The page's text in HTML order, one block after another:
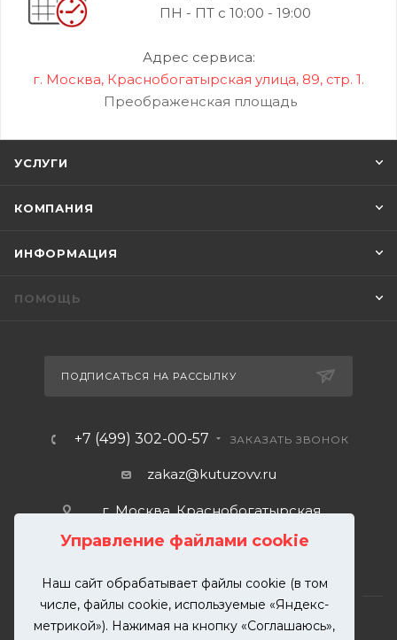
Управление файлами cookie
Наш сайт обрабатывает файлы cookie (в том
числе, файлы cookie, используемые «Яндекс-
метрикой»). Нажимая на кнопку «Соглашаюсь»,
ПН - ПТ с 10:00 - 19:00
Адрес сервиса:
г. Москва, Краснобогатырская улица, 89, стр. 1.
Преображенская площадь
УСЛУГИ
КОМПАНИЯ
ИНФОРМАЦИЯ
ПОМОЩЬ
ПОДПИСАТЬСЯ НА РАССЫЛКУ
+7 (499) 302-00-57 ЗАКАЗАТЬ ЗВОНОК
zakaz@kutuzovv.ru
г. Москва, Краснобогатырская